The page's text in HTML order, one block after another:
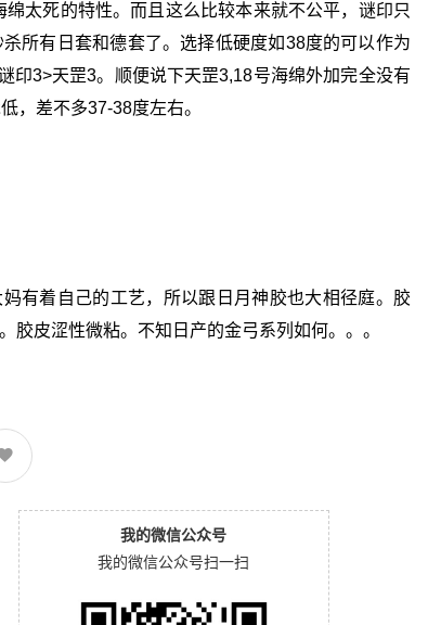
太死的特性。而且这么比较本来就不公平，谜印只
所有日套和德套了。选择低硬度如38度的可以作为
印3>天罡3。顺便说下天罡3,18号海绵外加完全没有
，差不多37-38度左右。
有着自己的工艺，所以跟日月神胶也大相径庭。胶
胶皮涩性微粘。不知日产的金弓系列如何。。。
我的微信公众号
我的微信公众号扫一扫